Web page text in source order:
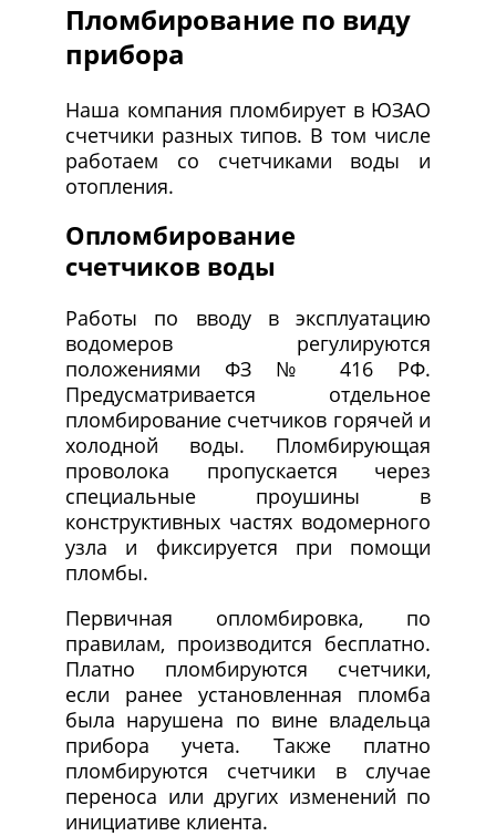
Пломбирование по виду
прибора
Наша компания пломбирует в ЮЗАО
счетчики разных типов. В том числе
работаем со счетчиками воды и
отопления.
Опломбирование
счетчиков воды
Работы по вводу в эксплуатацию
водомеров регулируются
положениями ФЗ № 416 РФ.
Предусматривается отдельное
пломбирование счетчиков горячей и
холодной воды. Пломбирующая
проволока пропускается через
специальные проушины в
конструктивных частях водомерного
узла и фиксируется при помощи
пломбы.
Первичная опломбировка, по
правилам, производится бесплатно.
Платно пломбируются счетчики,
если ранее установленная пломба
была нарушена по вине владельца
прибора учета. Также платно
пломбируются счетчики в случае
переноса или других изменений по
инициативе клиента.